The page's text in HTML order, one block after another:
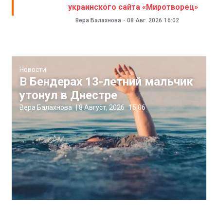
украинского сайта «Миротворец»
Вера Балахнова - 08 Авг. 2026 16:02
Новости
В Бендерах 13-летний мальчик
утонул в Днестре
Вера Балахнова |8 Август, 2026 15:06